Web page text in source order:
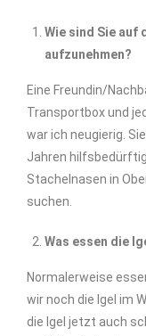
Wie sind Sie auf
aufzunehmen?
Eine Freundin/
Transportbox und
war ich neugierig.
Jahren
Stachelnasen in
suchen.
Was essen die
Normalerweise
wir noch die Igel im
die Igel jetzt auch